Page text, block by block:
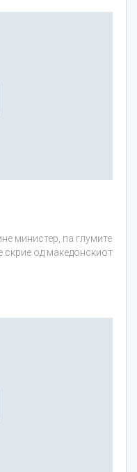
министер, па глумите
скрие од македонскиот